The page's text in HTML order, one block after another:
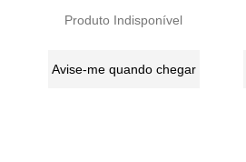
Produto Indisponível
Avise-me quando chegar